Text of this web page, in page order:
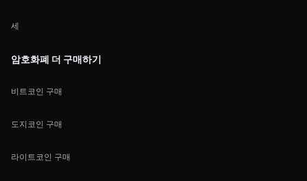
세
암호화폐 더 구매하기
비트코인 구매
도지코인 구매
라이트코인 구매